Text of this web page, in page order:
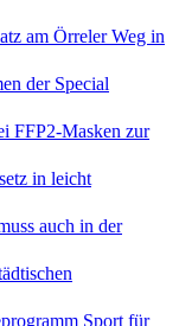
am Örreler Weg in
der Special
FFP2-Masken zur
in leicht
auch in der
Sport für